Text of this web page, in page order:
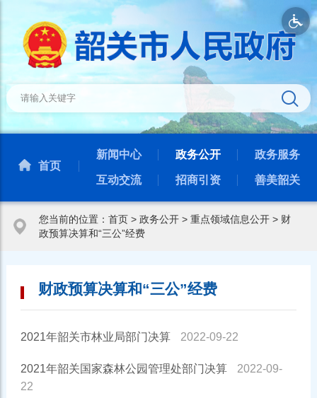
首页
新闻中心 政务公开 政务服务
互动交流 招商引资 善美韶关
您当前的位置： 首页> 政务公开> 重点领域信息公开> 财
政预算决算和“三公”经费
财政预算决算和“三公”经费
2021年韶关市林业局部门决算 2022-09-22
2021年韶关国家森林公园管理处部门决算
2022-09-
22